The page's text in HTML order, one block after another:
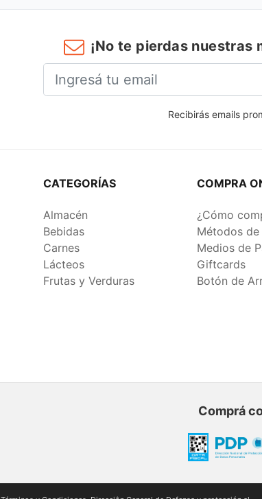
¡No te pierdas
Recibirás emails
CATEGORÍAS
Almacén
Bebidas
Carnes
Lácteos
Frutas y Verduras
COMPRA
¿Cómo
Métodos de
Medios de
Giftcards
Botón de
Comprá